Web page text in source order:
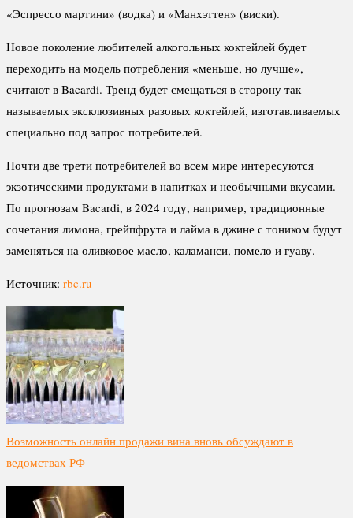
«Эспрессо мартини» (водка) и «Манхэттен» (виски).
Новое поколение любителей алкогольных коктейлей будет
переходить на модель потребления «меньше, но лучше»,
считают в Bacardi. Тренд будет смещаться в сторону так
называемых эксклюзивных разовых коктейлей, изготавливаемых
специально под запрос потребителей.
Почти две трети потребителей во всем мире интересуются
экзотическими продуктами в напитках и необычными вкусами.
По прогнозам Bacardi, в 2024 году, например, традиционные
сочетания лимона, грейпфрута и лайма в джине с тоником будут
заменяться на оливковое масло, каламанси, помело и гуаву.
Источник: rbc.ru
Возможность онлайн продажи вина вновь обсуждают в
ведомствах РФ